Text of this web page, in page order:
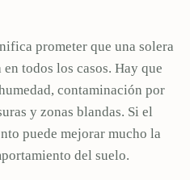
prometer que una solera
todos los casos. Hay que
contaminación por
y zonas blandas. Si el
puede mejorar mucho la
del suelo.